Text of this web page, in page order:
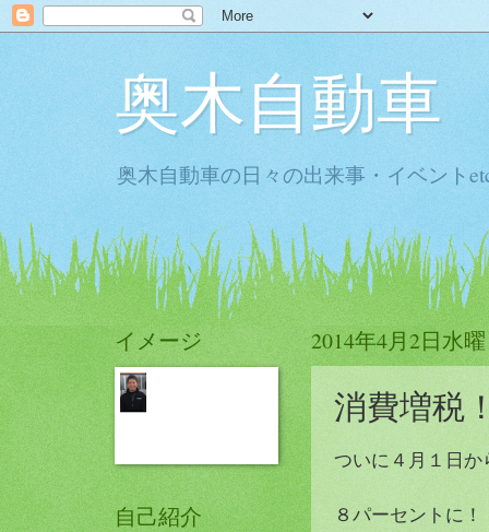
奥木自動車
奥木自動車の日々の出来事・イベント
2014年4月2日水
消費増税
ついに４月１日か
８パーセントに！
イメージ
自己紹介